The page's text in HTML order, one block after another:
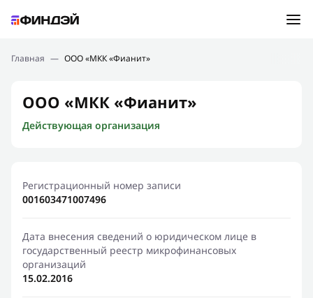
Подбор займа
Новости
Финансовое просвещение
Главная — ООО «МКК «Фианит»
ООО «МКК «Фианит»
Действующая организация
Регистрационный номер записи
001603471007496
Дата внесения сведений о юридическом лице в
государственный реестр микрофинансовых
организаций
15.02.2016
Ошибка:Контактная форма не найдена.
Спасибо, что написали нам
Мы свяжемся с Вами в ближайшее время и сообщим
результат
Отправить новый запрос